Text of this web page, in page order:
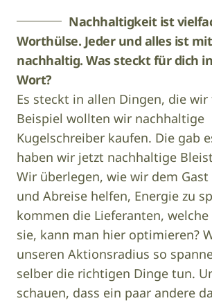
Nachhaltigkeit ist
Worthülse. Jeder und alles ist
nachhaltig. Was steckt für dich
Wort?
Es steckt in allen Dingen, die
Beispiel wollten wir nachhaltige
Kugelschreiber kaufen. Die gab
haben wir jetzt nachhaltige
Wir überlegen, wie wir dem Gast
und Abreise helfen, Energie zu
kommen die Lieferanten, welche
sie, kann man hier optimieren?
unseren Aktionsradius so
selber die richtigen Dinge tun.
schauen, dass ein paar andere